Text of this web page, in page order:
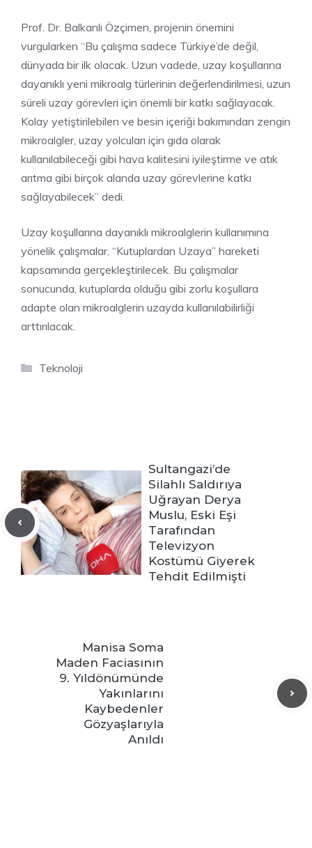
Prof. Dr. Balkanlı Özçimen, projenin önemini
vurgularken “Bu çalışma sadece Türkiye’de değil,
dünyada bir ilk olacak. Uzun vadede, uzay koşullarına
dayanıklı yeni mikroalg türlerinin değerlendirilmesi, uzun
süreli uzay görevleri için önemli bir katkı sağlayacak.
Kolay yetiştirilebilen ve besin içeriği bakımından zengin
mikroalgler, uzay yolcuları için gıda olarak
kullanılabileceği gibi hava kalitesini iyileştirme ve atık
arıtma gibi birçok alanda uzay görevlerine katkı
sağlayabilecek” dedi.
Uzay koşullarına dayanıklı mikroalglerin kullanımına
yönelik çalışmalar, “Kutuplardan Uzaya” hareketi
kapsamında gerçekleştirilecek. Bu çalışmalar
sonucunda, kutuplarda olduğu gibi zorlu koşullara
adapte olan mikroalglerin uzayda kullanılabilirliği
arttırılacak.
Kategoriler
Teknoloji
Sultangazi’de
Silahlı Saldırıya
Uğrayan Derya
Muslu, Eski Eşi
Tarafından
Televizyon
Kostümü Giyerek
Tehdit Edilmişti
Manisa Soma
Maden Faciasının
9. Yıldönümünde
Yakınlarını
Kaybedenler
Gözyaşlarıyla
Anıldı